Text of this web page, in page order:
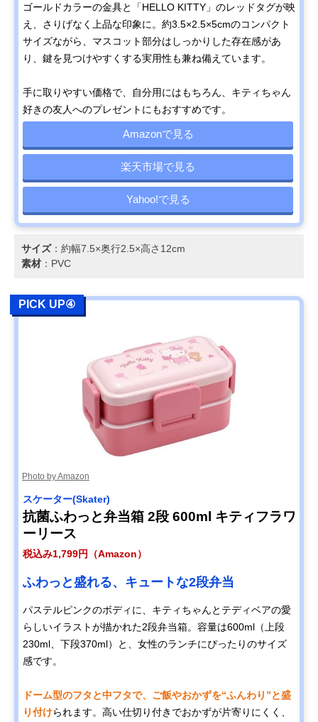
ゴールドカラーの金具と「HELLO KITTY」のレッドタグが映
え、さりげなく上品な印象に。約3.5×2.5×5cmのコンパクト
サイズながら、マスコット部分はしっかりした存在感があ
り、鍵を見つけやすくする実用性も兼ね備えています。
手に取りやすい価格で、自分用にはもちろん、キティちゃん
好きの友人へのプレゼントにもおすすめです。
Amazonで見る
楽天市場で見る
Yahoo!で見る
サイズ：約幅7.5×奥行2.5×高さ12cm
素材 ：PVC
PICK UP④
Photo by Amazon
スケーター(Skater)
抗菌ふわっと弁当箱 2段 600ml キティフラワ
ーリース
税込み1,799円（Amazon）
ふわっと盛れる、キュートな2段弁当
パステルピンクのボディに、キティちゃんとテディベアの愛
らしいイラストが描かれた2段弁当箱。容量は600ml（上段
230ml、下段370ml）と、女性のランチにぴったりのサイズ
感です。
ドーム型のフタと中フタで、ご飯やおかずを“ふんわり”と盛
り付けられます。高い仕切り付きでおかずが片寄りにくく、